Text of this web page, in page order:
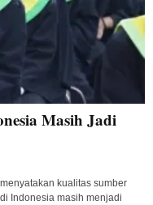
Masih Jadi
kualitas sumber
Indonesia masih menjadi